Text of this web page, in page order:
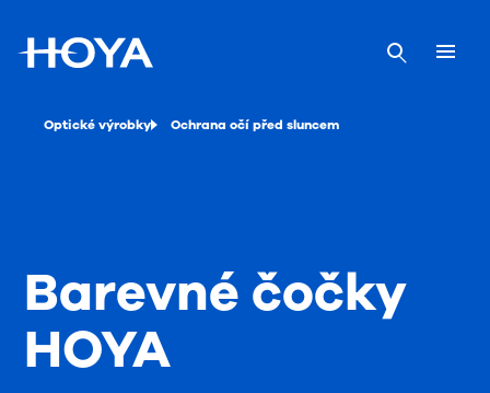
Optické výrobky Ochrana očí před sluncem
Barevné čočky
HOYA